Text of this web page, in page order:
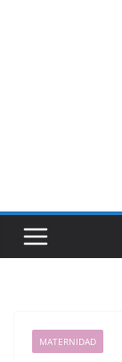
MATERNIDAD